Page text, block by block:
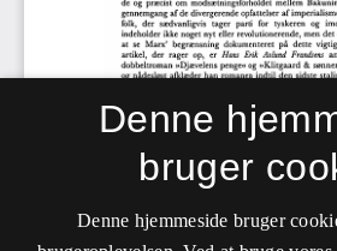
Denne
bruger
Denne hjemmeside bruger